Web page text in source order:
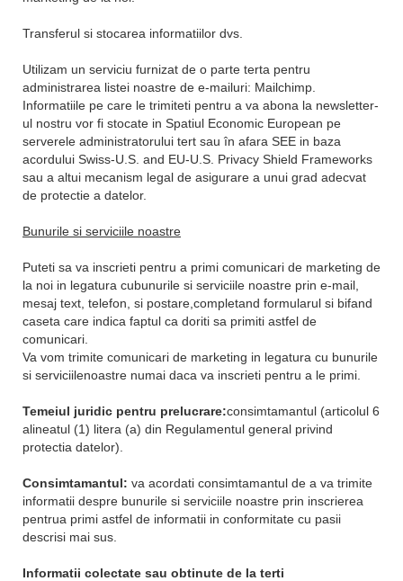
Transferul si stocarea informatiilor dvs.
Utilizam un serviciu furnizat de o parte terta pentru
administrarea listei noastre de e-mailuri: Mailchimp.
Informatiile pe care le trimiteti pentru a va abona la newsletter-
ul nostru vor fi stocate in Spatiul Economic European pe
serverele administratorului tert sau în afara SEE in baza
acordului Swiss-U.S. and EU-U.S. Privacy Shield Frameworks
sau a altui mecanism legal de asigurare a unui grad adecvat
de protectie a datelor.
Bunurile si serviciile noastre
Puteti sa va inscrieti pentru a primi comunicari de marketing de
la noi in legatura cubunurile si serviciile noastre prin e-mail,
mesaj text, telefon, si postare,completand formularul si bifand
caseta care indica faptul ca doriti sa primiti astfel de
comunicari.
Va vom trimite comunicari de marketing in legatura cu bunurile
si serviciilenoastre numai daca va inscrieti pentru a le primi.
Temeiul juridic pentru prelucrare:consimtamantul (articolul 6
alineatul (1) litera (a) din Regulamentul general privind
protectia datelor).
Consimtamantul: va acordati consimtamantul de a va trimite
informatii despre bunurile si serviciile noastre prin inscrierea
pentrua primi astfel de informatii in conformitate cu pasii
descrisi mai sus.
Informatii colectate sau obtinute de la terti